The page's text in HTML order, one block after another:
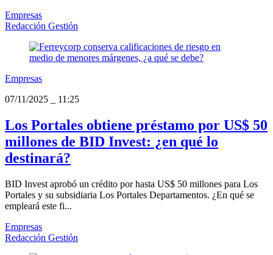
Empresas
Redacción Gestión
Empresas
07/11/2025
11:25
Los Portales obtiene préstamo por US$ 50
millones de BID Invest: ¿en qué lo
destinará?
BID Invest aprobó un crédito por hasta US$ 50 millones para Los
Portales y su subsidiaria Los Portales Departamentos. ¿En qué se
empleará este fi...
Empresas
Redacción Gestión